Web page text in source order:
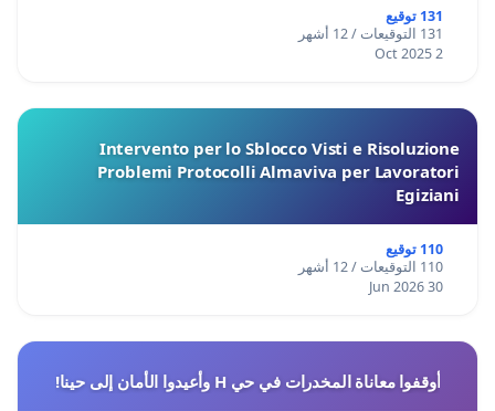
131 توقيع
131 التوقيعات / 12 أشهر
2 Oct 2025
Intervento per lo Sblocco Visti e Risoluzione
Problemi Protocolli Almaviva per Lavoratori
Egiziani
110 توقيع
110 التوقيعات / 12 أشهر
30 Jun 2026
أوقفوا معاناة المخدرات في حي H وأعيدوا الأمان إلى حينا!